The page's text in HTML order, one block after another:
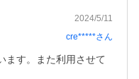
2024/5/11
cre*****さん
ます。また利用させて